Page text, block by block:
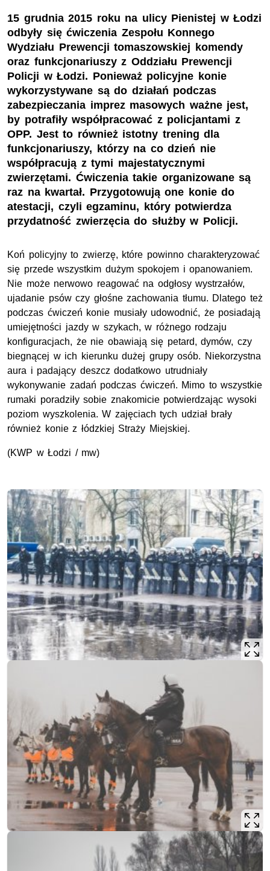
15 grudnia 2015 roku na ulicy Pienistej w Łodzi
odbyły się ćwiczenia Zespołu Konnego
Wydziału Prewencji tomaszowskiej komendy
oraz funkcjonariuszy z Oddziału Prewencji
Policji w Łodzi. Ponieważ policyjne konie
wykorzystywane są do działań podczas
zabezpieczania imprez masowych ważne jest,
by potrafiły współpracować z policjantami z
OPP. Jest to również istotny trening dla
funkcjonariuszy, którzy na co dzień nie
współpracują z tymi majestatycznymi
zwierzętami. Ćwiczenia takie organizowane są
raz na kwartał. Przygotowują one konie do
atestacji, czyli egzaminu, który potwierdza
przydatność zwierzęcia do służby w Policji.
Koń policyjny to zwierzę, które powinno charakteryzować
się przede wszystkim dużym spokojem i opanowaniem.
Nie może nerwowo reagować na odgłosy wystrzałów,
ujadanie psów czy głośne zachowania tłumu. Dlatego też
podczas ćwiczeń konie musiały udowodnić, że posiadają
umiejętności jazdy w szykach, w różnego rodzaju
konfiguracjach, że nie obawiają się petard, dymów, czy
biegnącej w ich kierunku dużej grupy osób. Niekorzystna
aura i padający deszcz dodatkowo utrudniały
wykonywanie zadań podczas ćwiczeń. Mimo to wszystkie
rumaki poradziły sobie znakomicie potwierdzając wysoki
poziom wyszkolenia. W zajęciach tych udział brały
również konie z łódzkiej Straży Miejskiej.
(KWP w Łodzi / mw)